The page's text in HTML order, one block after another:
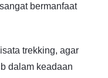
bermanfaat
trekking, agar
dalam keadaan